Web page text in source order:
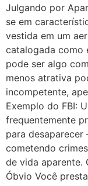
Julgando por
se em
vestida em um
catalogada como
pode ser algo
menos atrativa
incompetente,
Exemplo do FBI:
frequentemente
para desaparecer
cometendo
de vida aparente.
Óbvio Você